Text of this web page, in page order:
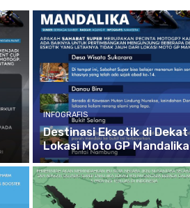
INFOGRAFIS
Destinasi Eksotik di Dekat
Lokasi Moto GP Mandalika